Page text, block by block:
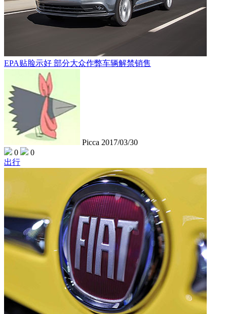
EPA贴脸示好 部分大众作弊车辆解禁销售
Picca 2017/03/30
0
0
出行